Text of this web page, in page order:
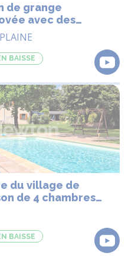
de grange
avec des
avec piscine
BAISSE
du village de
de 4 chambres
un beau jardin
BAISSE